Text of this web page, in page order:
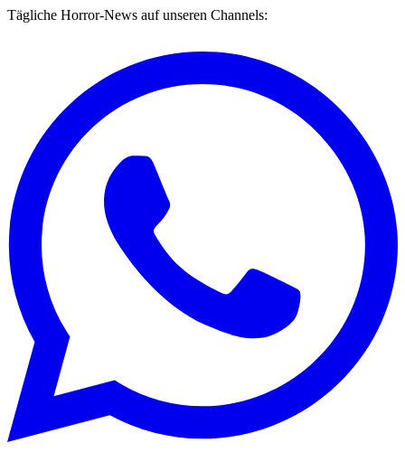
Tägliche Horror-News auf unseren Channels: